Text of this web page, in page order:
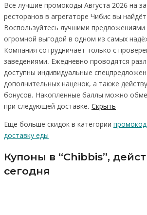
Все лучшие промокоды Августа 2026 на
ресторанов в агрегаторе Чибис вы
Воспользуйтесь лучшими предложениями
огромной выгодой в одном из самых
Компания сотрудничает только с
заведениями. Ежедневно проводятся
доступны индивидуальные
дополнительных наценок, а также
бонусов. Накопленные баллы можно
при следующей доставке. Скрыть
Еще больше скидок в категории
доставку еды
Купоны в “Chibbis”,
сегодня